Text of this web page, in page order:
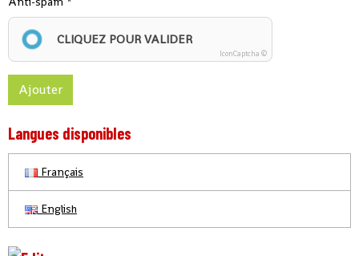
CLIQUEZ POUR VALIDER
IconCaptcha ©
Ajouter
Langues disponibles
Français
English